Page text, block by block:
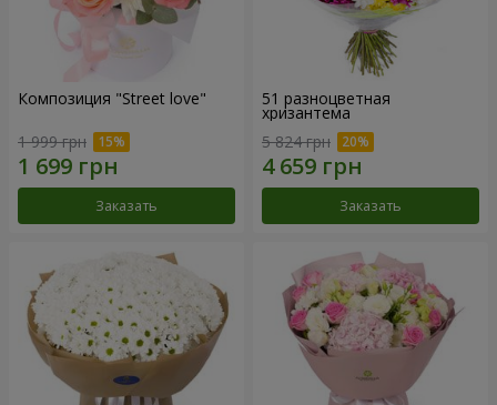
Композиция "Street love"
1 999 грн
Заказать
51 разноцветная
хризантема
5 824 грн
Заказать